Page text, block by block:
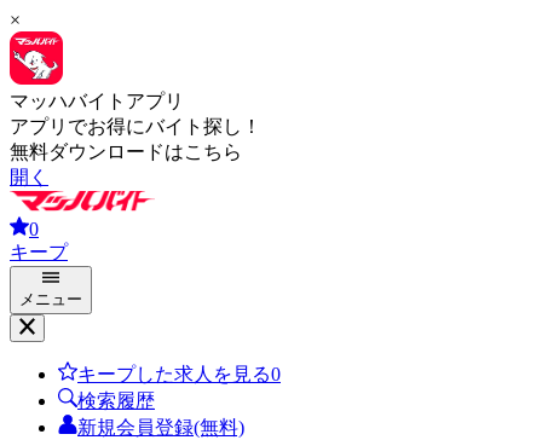
×
マッハバイトアプリ
アプリでお得にバイト探し！
無料ダウンロードはこちら
開く
0
キープ
メニュー
キープした求人を見る0
検索履歴
新規会員登録(無料)